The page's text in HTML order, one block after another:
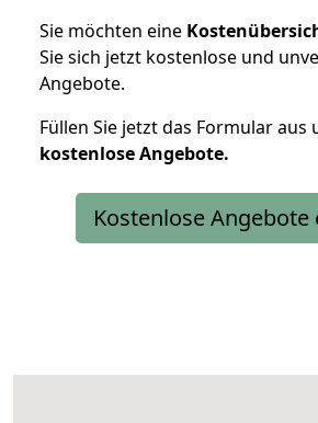
Sie möchten eine
Sie sich jetzt kostenlose und
Angebote.
Füllen Sie jetzt das Formular aus
kostenloseAngebote.
Kostenlose Angebote